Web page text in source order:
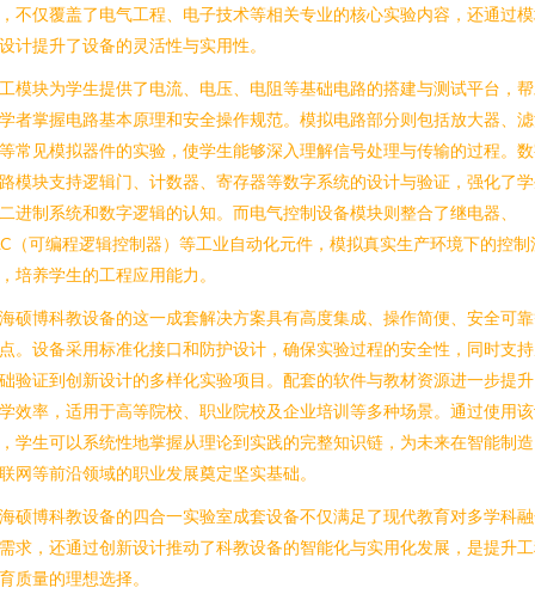
不仅覆盖了电气工程、电子技术等相关专业的核心实验内容，还通过
计提升了设备的灵活性与实用性。
模块为学生提供了电流、电压、电阻等基础电路的搭建与测试平台，
者掌握电路基本原理和安全操作规范。模拟电路部分则包括放大器、
常见模拟器件的实验，使学生能够深入理解信号处理与传输的过程。
模块支持逻辑门、计数器、寄存器等数字系统的设计与验证，强化了
进制系统和数字逻辑的认知。而电气控制设备模块则整合了继电器、
（可编程逻辑控制器）等工业自动化元件，模拟真实生产环境下的控制
培养学生的工程应用能力。
硕博科教设备的这一成套解决方案具有高度集成、操作简便、安全可
。设备采用标准化接口和防护设计，确保实验过程的安全性，同时支
验证到创新设计的多样化实验项目。配套的软件与教材资源进一步提
效率，适用于高等院校、职业院校及企业培训等多种场景。通过使用
学生可以系统性地掌握从理论到实践的完整知识链，为未来在智能制
网等前沿领域的职业发展奠定坚实基础。
硕博科教设备的四合一实验室成套设备不仅满足了现代教育对多学科
求，还通过创新设计推动了科教设备的智能化与实用化发展，是提升
质量的理想选择。